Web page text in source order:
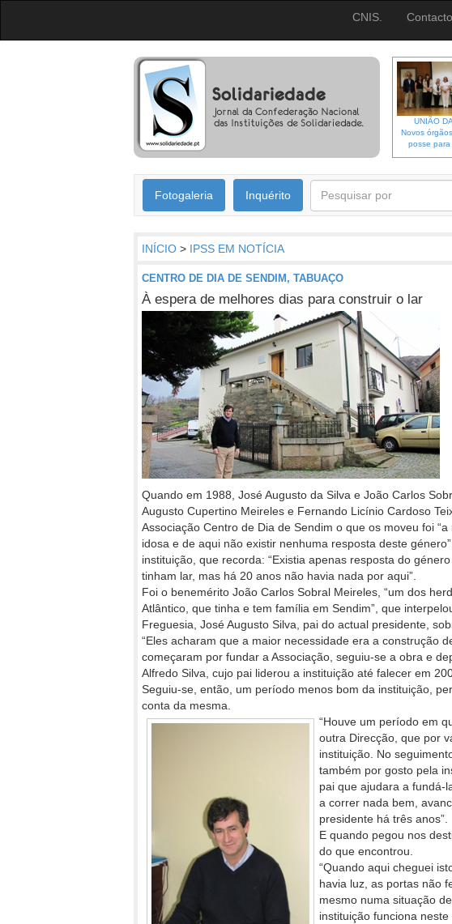
CNIS.
UNIÃO
Novos
posse para
Fotogaleria Inquérito
INÍCIO > IPSS EM NOTÍCIA
CENTRO DE DIA DE SENDIM, TABUAÇO
À espera de melhores dias para construir o lar
Quando em 1988, José Augusto da Silva e João Carlos
Augusto Cupertino Meireles e Fernando Licínio Cardoso
Associação Centro de Dia de Sendim o que os moveu foi
idosa e de aqui não existir nenhuma resposta deste
instituição, que recorda: “Existia apenas resposta do
tinham lar, mas há 20 anos não havia nada por aqui”.
Foi o benemérito João Carlos Sobral Meireles, “um dos
Atlântico, que tinha e tem família em Sendim”, que
Freguesia, José Augusto Silva, pai do actual presidente,
“Eles acharam que a maior necessidade era a construção
começaram por fundar a Associação, seguiu-se a obra e
Alfredo Silva, cujo pai liderou a instituição até falecer em
Seguiu-se, então, um período menos bom da instituição,
conta da mesma.
“Houve um período em
outra Direcção, que por
instituição. No
também por gosto pela
pai que ajudara a fundá-
a correr nada bem,
presidente há três anos”.
E quando pegou nos
do que encontrou.
“Quando aqui cheguei
havia luz, as portas não
mesmo numa situação
instituição funciona